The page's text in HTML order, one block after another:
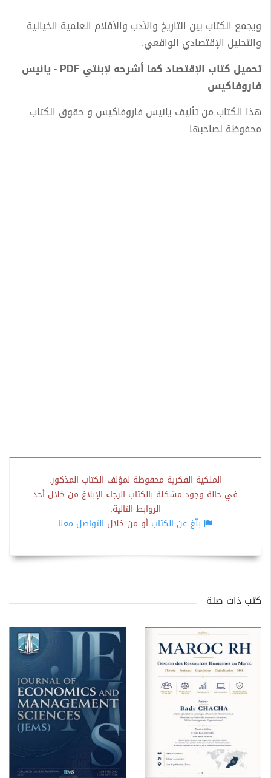
ويجمع الكتاب بين التاريخ والأدب والأفلام العلمية الخيالية
والتحليل الإقتصادي الواقعي.
تحميل كتاب الإقتصاد كما أشرحه لإبنتي PDF - يانيس
فاروفاكيس
هذا الكتاب من تأليف يانيس فاروفاكيس و حقوق الكتاب
محفوظة لصاحبها
الملكية الفكرية محفوظة لمؤلف الكتاب المذكور.
في حالة وجود مشكلة بالكتاب الرجاء الإبلاغ من خلال أحد
الروابط التالية:
بلّغ عن الكتاب أو من خلال التواصل معنا
كتب ذات صلة